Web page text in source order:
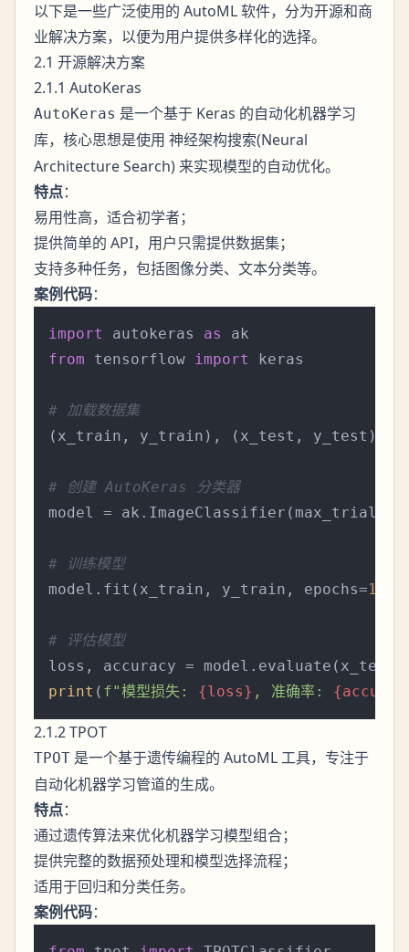
以下是一些广泛使用的 AutoML 软件，分为开源和商
业解决方案，以便为用户提供多样化的选择。
2.1 开源解决方案
2.1.1 AutoKeras
AutoKeras 是一个基于 Keras 的自动化机器学习
库，核心思想是使用 神经架构搜索(Neural
Architecture Search) 来实现模型的自动优化。
特点：
易用性高，适合初学者；
提供简单的 API，用户只需提供数据集；
支持多种任务，包括图像分类、文本分类等。
案例代码：
import autokeras as
from tensorflow import keras
# 加载数据集
(x_train, y_train), (x_test, y_test) =
# 创建 AutoKeras 分类器
model = ak.ImageClassifier(max_trials=
# 训练模型
model.fit(x_train, y_train, epochs=10
# 评估模型
print ( f"模型损失: {loss} , 准确率:
2.1.2 TPOT
TPOT 是一个基于遗传编程的 AutoML 工具，专注于
自动化机器学习管道的生成。
特点：
通过遗传算法来优化机器学习模型组合；
提供完整的数据预处理和模型选择流程；
适用于回归和分类任务。
案例代码：